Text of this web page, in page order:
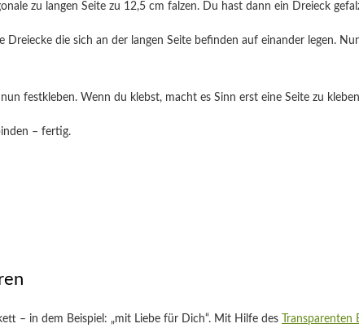
zu langen Seite zu 12,5 cm falzen. Du hast dann ein Dreieck
Dreiecke die sich an der langen Seite befinden auf einander legen.
festkleben. Wenn du klebst, macht es Sinn erst eine Seite zu
– fertig.
– in dem Beispiel: „mit Liebe für Dich“. Mit Hilfe des Transparenten